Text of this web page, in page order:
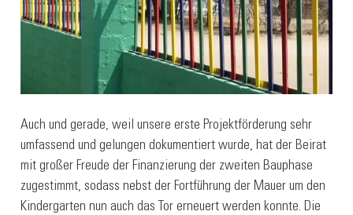
Auch und gerade, weil unsere erste Projektförderung sehr
umfassend und gelungen dokumentiert wurde, hat der Beirat
mit großer Freude der Finanzierung der zweiten Bauphase
zugestimmt, sodass nebst der Fortführung der Mauer um den
Kindergarten nun auch das Tor erneuert werden konnte. Die